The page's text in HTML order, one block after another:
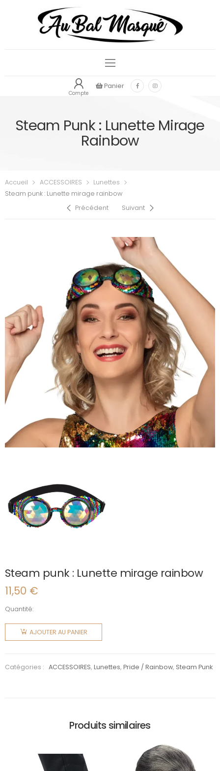
Compte
Panier
Steam Punk : Lunette Mirage
Rainbow
Accueil ACCESSOIRES
Lunettes
Steam punk : Lunette mirage rainbow
Précédent
Suivant
Steam punk : Lunette mirage rainbow
11,50 €
Quantité:
quantité
Steam
Lunette
AJOUTER AU PANIER
Catégories : ACCESSOIRES,Lunettes,Pride / Rainbow, Steam Punk
Produits similaires